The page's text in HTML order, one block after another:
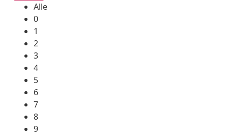
Alle
0
1
2
3
4
5
6
7
8
9